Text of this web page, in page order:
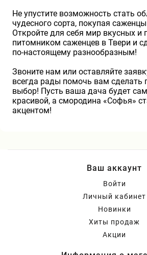
Не упустите возможность стать
чудесного сорта, покупая
Откройте для себя мир вкусных и
питомником саженцев в Твери и
по-настоящему разнообразным!
Звоните нам или оставляйте
всегда рады помочь вам сделать
выбор! Пусть ваша дача будет
красивой, а смородина «Софья»
акцентом!
Ваш аккаунт
Войти
Личный кабинет
Новинки
Хиты продаж
Акции